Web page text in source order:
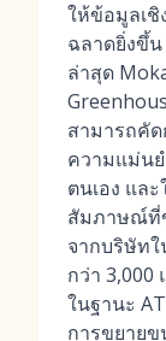
ให้ข้อมูลเชิ
ฉลาดยิ่งขึ้น
ล่าสุด
สามารถคัด
ความแม่นย
ตนเอง แล
สัมภาษณ์ที่
จากบริษัทใ
กว่า 3,000
ในฐานะ
การขยาย